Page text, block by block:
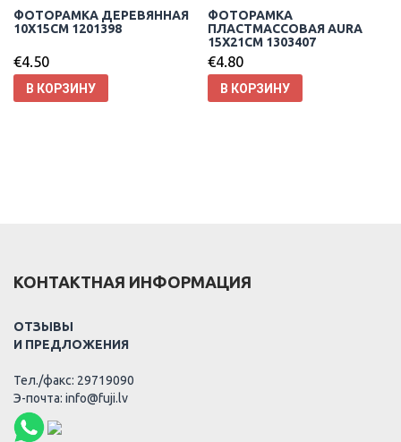
ФОТОРАМКА ДЕРЕВЯННАЯ
10X15CM 1201398
€4.50
В КОРЗИНУ
ФОТОРАМКА
ПЛАСТМАССОВАЯ AURA
15X21CM 1303407
€4.80
В КОРЗИНУ
КОНТАКТНАЯ ИНФОРМАЦИЯ
ОТЗЫВЫ
И ПРЕДЛОЖЕНИЯ
Тел./факс: 29719090
Э-почта: info@fuji.lv